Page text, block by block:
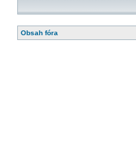
Obsah fóra